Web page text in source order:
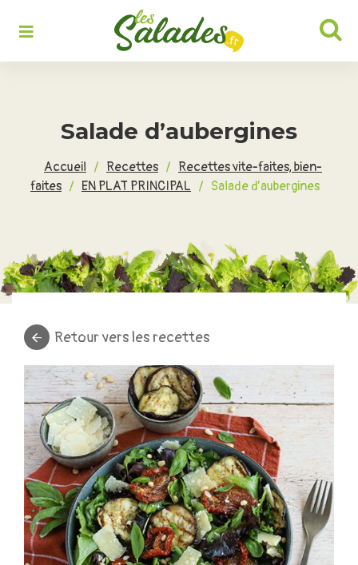
Salade d’aubergines
Accueil / Recettes / Recettes vite-faites, bien-
faites / EN PLAT PRINCIPAL / Salade d’aubergines
Retour vers les recettes